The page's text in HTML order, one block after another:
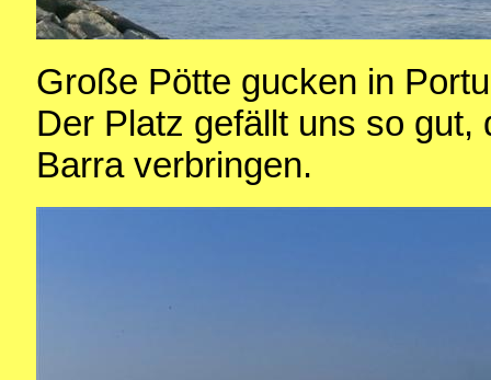
Große Pötte gucken in
Der Platz gefällt uns so
Barra verbringen.